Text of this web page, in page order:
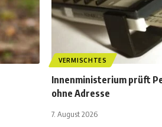
VERMISCHTES
Innenministerium prüft
ohne Adresse
7. August 2026